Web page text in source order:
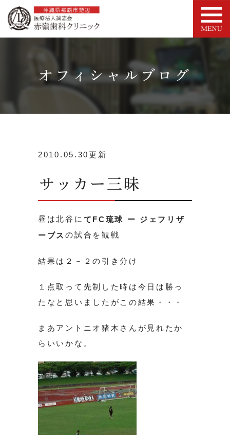
オフィシャルブログ
2010.05.30更新
サッカー三昧
昼は北谷に てFC琉球 ー ジェフリザ
ーブスの試合を観戦
結果は２－２の引き分け
１点取って先制した時は今日は勝っ
たなと思いましたがこの結果・・・
まあアントニオ猪木さんが見れたか
らいいかな。